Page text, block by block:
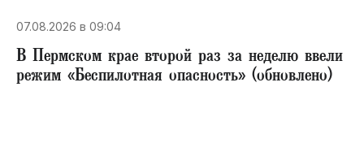
07.08.2026 в 09:04
В Пермском крае второй раз за неделю ввели
режим «Беспилотная опасность» (обновлено)